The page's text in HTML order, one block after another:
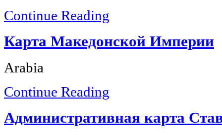
Continue Reading
Карта Македонской Империи
Arabia
Continue Reading
Административная карта